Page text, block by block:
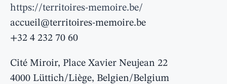
https://territoires-memoire.be/
accueil@territoires-memoire.be
+32 4 232 70 60
Cité Miroir, Place Xavier Neujean 22
4000 Lüttich/Liège, Belgien/Belgium